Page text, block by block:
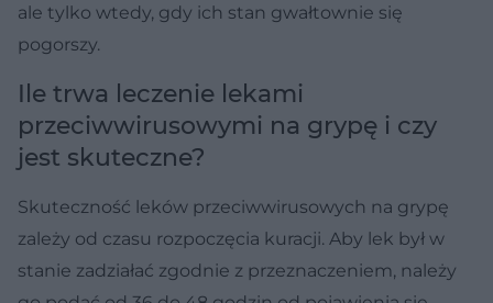
ale tylko wtedy, gdy ich stan gwałtownie się
pogorszy.
Ile trwa leczenie lekami
przeciwwirusowymi na grypę i czy
jest skuteczne?
Skuteczność leków przeciwwirusowych na grypę
zależy od czasu rozpoczęcia kuracji. Aby lek był w
stanie zadziałać zgodnie z przeznaczeniem, należy